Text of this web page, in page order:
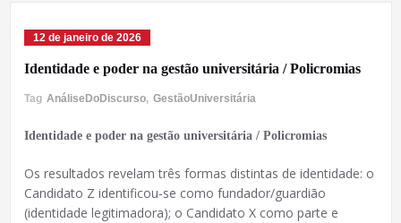
12 de janeiro de 2026
Identidade e poder na gestão universitária / Policromias
Tag AnáliseDoDiscurso, GestãoUniversitária
Identidade e poder na gestão universitária / Policromias
Os resultados revelam três formas distintas de identidade: o
Candidato Z identificou-se como fundador/guardião
(identidade legitimadora); o Candidato X como parte e